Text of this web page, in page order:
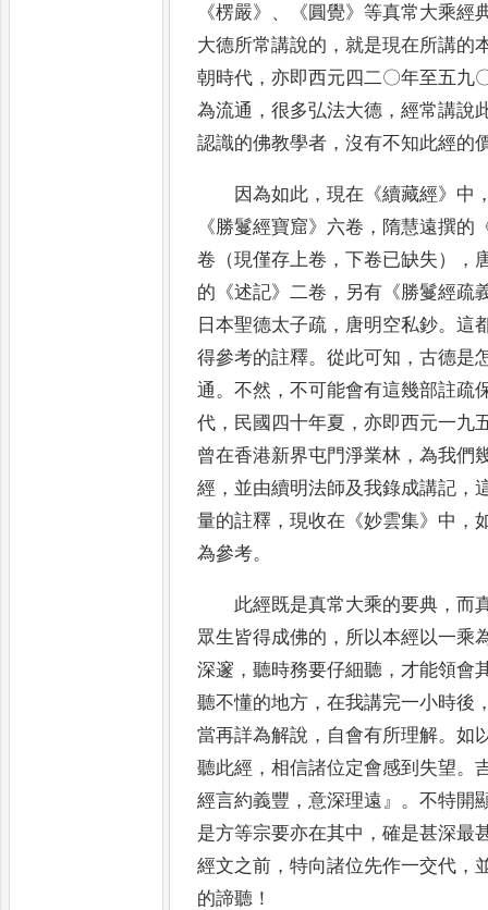
《楞嚴》、《圓覺》等真常大乘經
大德所常講說的 ， 就是現在所講的
朝時代 ，亦即西元四二〇年至五九
為流通 ，很多弘法大德 ，經常講說
認識的佛教學者 ，沒有不知此經的
因為如此 ，現在 《續藏經》 中
《勝鬘經寶窟》 六卷 ， 隋慧遠撰的
卷（現僅存上卷 ，下卷已缺失） ，
的 《述記》 二卷 ， 另有 《勝鬘經疏
日本聖德太子疏 ， 唐明空私鈔。這
得參考的註釋。從此可知 ，古德是
通 。不然 ，不可能會有這幾部註疏
代 ， 民國四十年夏 ，亦即西元一九
曾在香港新界屯門淨業林 ，為我們
經 ， 並由續明法師及我錄成講記 ，
量的註釋 ，現收在 《妙雲集》 中 ，
為參考。
此經既是真常大乘的要典 ，而
眾生皆得成佛的 ， 所以本經以一乘
深邃 ，聽時務要仔細聽 ， 才能領會
聽不懂的地方 ，在我講完一小時後
當再詳為解說 ， 自會有所理解。如
聽此經 ，相信諸位定會感到失望。
經言約義豐 ，意深理遠 』。不特開
是方等宗要亦在其中 ，確是甚深最
經文之前 ，特向諸位先作一交代 ，
的諦聽 ！